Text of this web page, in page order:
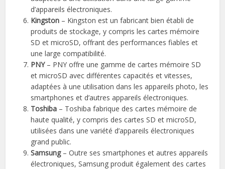
d’appareils électroniques.
Kingston – Kingston est un fabricant bien établi de
produits de stockage, y compris les cartes mémoire
SD et microSD, offrant des performances fiables et
une large compatibilité.
PNY– PNY offre une gamme de cartes mémoire SD
et microSD avec différentes capacités et vitesses,
adaptées à une utilisation dans les appareils photo, les
smartphones et d’autres appareils électroniques.
Toshiba – Toshiba fabrique des cartes mémoire de
haute qualité, y compris des cartes SD et microSD,
utilisées dans une variété d’appareils électroniques
grand public.
Samsung– Outre ses smartphones et autres appareils
électroniques, Samsung produit également des cartes